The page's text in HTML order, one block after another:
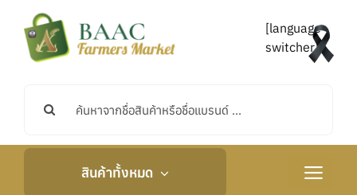
content
[language-
switcher]
สินค้าทั้งหมด
Toggle